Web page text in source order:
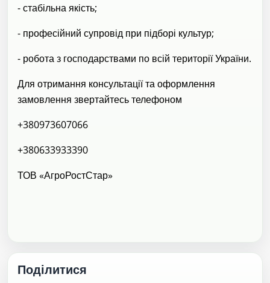
- стабільна якість;
- професійний супровід при підборі культур;
- робота з господарствами по всій території України.
Для отримання консультації та оформлення
замовлення звертайтесь телефоном
+380973607066
+380633933390
ТОВ «АгроРостСтар»
Поділитися